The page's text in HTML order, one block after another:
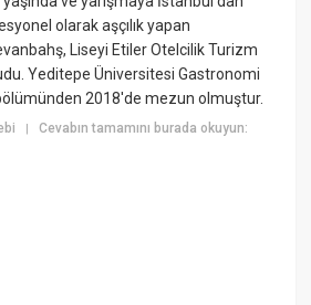
olarak aşçılık yapan
Liseyi Etiler Otelcilik Turizm
Yeditepe Üniversitesi Gastronomi
2018'de mezun olmuştur.
|Cevabın tamamını burada okuyun: